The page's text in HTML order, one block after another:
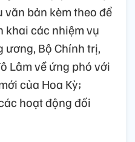
bản kèm theo để
khai các nhiệm vụ
ương, Bộ Chính trị,
Lâm về ứng phó với
của Hoa Kỳ;
hoạt động đối